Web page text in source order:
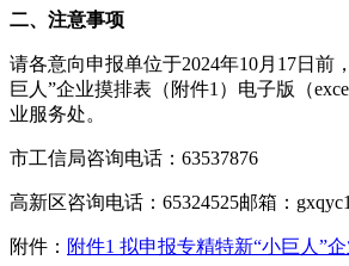
二、注意事项
请各意向申报单位于2024年10月17日前
巨人”企业摸排表（附件1）电子版（
业服务处。
市工信局咨询电话：63537876
高新区咨询电话：65324525邮箱：
附件： 附件1 拟申报专精特新“小巨人”